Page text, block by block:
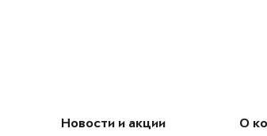
Новости и акции О